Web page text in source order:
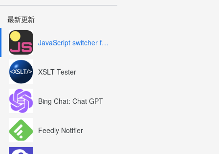
最新更新
JavaScript switcher for SEO and development
XSLT Tester
Bing Chat: Chat GPT
Feedly Notifier